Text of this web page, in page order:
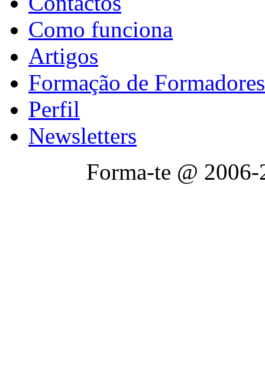
Como funciona
Artigos
Formação de Formadores
Perfil
Newsletters
Forma-te @